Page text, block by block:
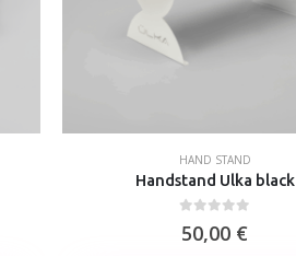
HAND STAND
Handstand Ulka black
50,00 €